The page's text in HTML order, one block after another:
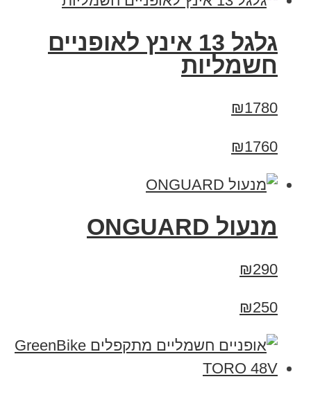
גלגל 13 אינץ לאופניים
חשמליות
₪1780
₪1760
מנעול ONGUARD
₪290
₪250